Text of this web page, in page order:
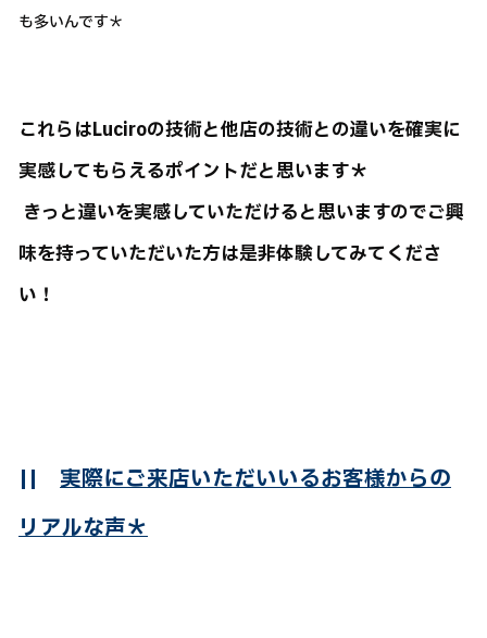
も多いんです＊
これらはLuciroの技術と他店の技術との違いを確実に
実感してもらえるポイントだと思います＊
きっと違いを実感していただけると思いますのでご興
味を持っていただいた方は是非体験してみてくださ
い！
|| 実際にご来店いただいいるお客様からの
リアルな声＊